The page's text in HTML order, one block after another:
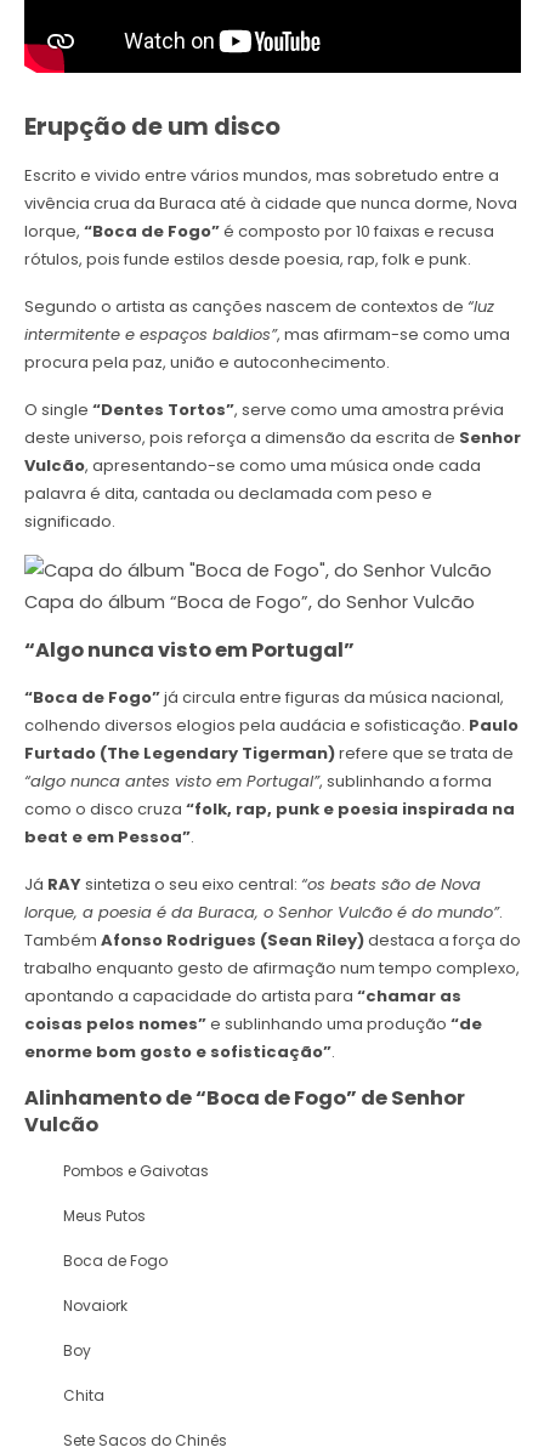
Erupção de um disco
Escrito e vivido entre vários mundos, mas sobretudo entre a
vivência crua da Buraca até à cidade que nunca dorme, Nova
Iorque, “Boca de Fogo”é composto por 10 faixas e recusa
rótulos, pois funde estilos desde poesia, rap, folk e punk.
Segundo o artista as canções nascem de contextos de “luz
intermitente e espaços baldios”, mas afirmam-se como uma
procura pela paz, união e autoconhecimento.
O single “Dentes Tortos”, serve como uma amostra prévia
deste universo, pois reforça a dimensão da escrita de Senhor
Vulcão, apresentando-se como uma música onde cada
palavra é dita, cantada ou declamada com peso e
significado.
Capa do álbum “Boca de Fogo”, do Senhor Vulcão
“Algo nunca visto em Portugal”
“Boca de Fogo”já circula entre figuras da música nacional,
colhendo diversos elogios pela audácia e sofisticação. Paulo
Furtado (The Legendary Tigerman)refere que se trata de
“algo nunca antes visto em Portugal”, sublinhando a forma
como o disco cruza “folk, rap, punk e poesia inspirada na
beat e em Pessoa”.
Já RAYsintetiza o seu eixo central: “os beats são de Nova
Iorque, a poesia é da Buraca, o Senhor Vulcão é do mundo”.
Também Afonso Rodrigues (Sean Riley)destaca a força do
trabalho enquanto gesto de afirmação num tempo complexo,
apontando a capacidade do artista para “chamar as
coisas pelos nomes”e sublinhando uma produção “de
enorme bom gosto e sofisticação”.
Alinhamento de“Boca de Fogo” deSenhor
Vulcão
Pombos e Gaivotas
Meus Putos
Boca de Fogo
Novaiork
Boy
Chita
Sete Sacos do Chinês